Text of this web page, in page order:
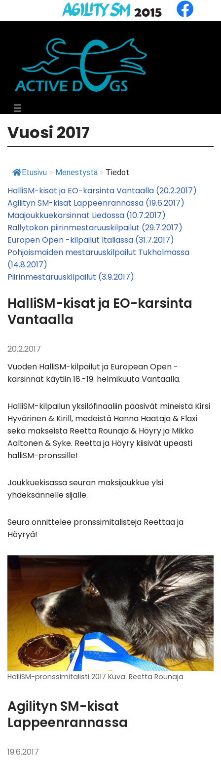
Vuosi 2017
Etusivu > Menestystä > Tiedot
HalliSM-kisat ja EO-karsinta Vantaalla (20.2.2017)
Agilityn SM-kisat Lappeenrannassa (19.6.2017)
Maajoukkuekarsinnat Liedossa (10.7.2017)
Rallytokon piirinmestaruuskilpailut (29.7.2017)
Europen Open -kilpailut Italiassa (31.7.2017)
Pohjoismaiden mestaruuskilpailut Tukholmassa
(14.8.2017)
Piirinmestaruuskilpailut (3.9.2017)
HalliSM-kisat ja EO-karsinta
Vantaalla
20.2.2017
Vuoden HalliSM-kilpailut ja European Open -
karsinnat käytiin 18.-19. helmikuuta Vantaalla.
HalliSM-kilpailun yksilöfinaaliin pääsivät mineistä Kirsi
Hyvärinen & Kirill, medeistä Hanna Haataja & Flaxi
sekä makseista Reetta Rounaja & Höyry ja Mikko
Aaltonen & Syke. Reetta ja Höyry kiisivät upeasti
halliSM-pronssille!
Joukkuekisassa seuran maksijoukkue ylsi
yhdeksännelle sijalle.
Seura onnittelee pronssimitalisteja Reettaa ja
Höyryä!
HalliSM-pronssimitalisti 2017 Kuva: Reetta Rounaja
Agilityn SM-kisat
Lappeenrannassa
19.6.2017